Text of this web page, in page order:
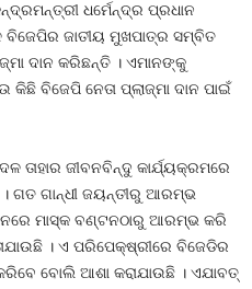
ଧର୍ମେନ୍ଦ୍ର ପ୍ରଧାନ
ବିଜେପିର ଜାତୀୟ ମୁଖପାତ୍ର ସମ୍ବିତ
ଦାନ କରିଛନ୍ତି । ଏମାନଙ୍କୁ
ବିଜେପି ନେତା ପ୍ଲାଜ୍‍ମା ଦାନ ପାଇଁ
ତାହାର ଜୀବନବିନ୍ଦୁ କାର୍ଯ୍ୟକ୍ରମରେ
ଗତ ଗାନ୍ଧୀ ଜୟନ୍ତୀରୁ ଆରମ୍ଭ
ମାସ୍କ ବଣ୍ଟନଠାରୁ ଆରମ୍ଭ କରି
। ଏ ପରିପେକ୍ଷ୍ରୀରେ ବିଜେଡିର
ବୋଲି ଆଶା କରାଯାଉଛି । ଏଯାବତ୍‍